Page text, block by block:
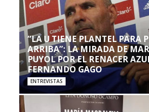
“LA U TIENE PLANTEL PARA
ARRIBA”: LA MIRADA DE
PUYOL POR EL RENACER
FERNANDO GAGO
ENTREVISTAS